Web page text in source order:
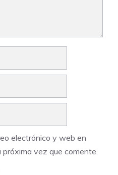
electrónico y web en
vez que comente.